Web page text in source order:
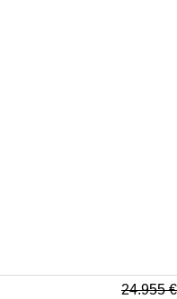
24.955€